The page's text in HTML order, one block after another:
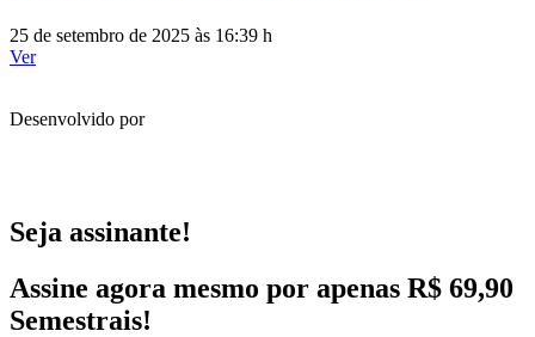
25 de setembro de 2025 às 16:39 h
Ver
Desenvolvido por
Seja assinante!
Assine agora mesmo por apenas R$ 69,90
Semestrais!